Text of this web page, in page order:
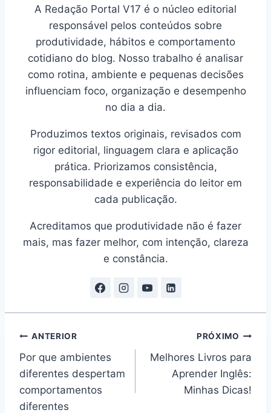
A Redação Portal V17 é o núcleo editorial
responsável pelos conteúdos sobre
produtividade, hábitos e comportamento
cotidiano do blog. Nosso trabalho é analisar
como rotina, ambiente e pequenas decisões
influenciam foco, organização e desempenho
no dia a dia.
Produzimos textos originais, revisados com
rigor editorial, linguagem clara e aplicação
prática. Priorizamos consistência,
responsabilidade e experiência do leitor em
cada publicação.
Acreditamos que produtividade não é fazer
mais, mas fazer melhor, com intenção, clareza
e constância.
Navegação
de
Post
ANTERIOR
Por que ambientes
diferentes despertam
comportamentos
diferentes
PRÓXIMO
Melhores Livros para
Aprender Inglês:
Minhas Dicas!